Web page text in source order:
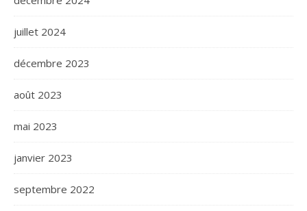
juillet 2024
décembre 2023
août 2023
mai 2023
janvier 2023
septembre 2022